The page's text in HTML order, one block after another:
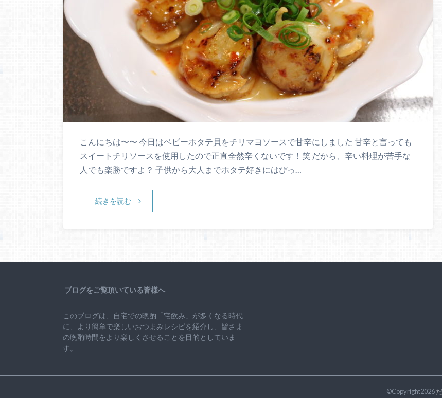
こんにちは〜〜 今日はベビーホタテ貝をチリマヨソースで甘辛にしました 甘辛と言っても
スイートチリソースを使用したので正直全然辛くないです！笑 だから、辛い料理が苦手な
人でも楽勝ですよ？ 子供から大人までホタテ好きにはぴっ…
続きを読む
ブログをご覧頂いている皆様へ
このブログは、自宅での晩酌「宅飲み」が多くなる時代
に、より簡単で楽しいおつまみレシピを紹介し、皆さま
の晩酌時間をより楽しくさせることを目的としていま
す。
©Copyright2026